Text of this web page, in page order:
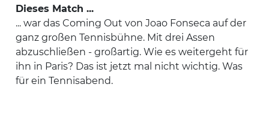
Dieses Match ...
... war das Coming Out von Joao Fonseca auf der
ganz großen Tennisbühne. Mit drei Assen
abzuschließen - großartig. Wie es weitergeht für
ihn in Paris? Das ist jetzt mal nicht wichtig. Was
für ein Tennisabend.